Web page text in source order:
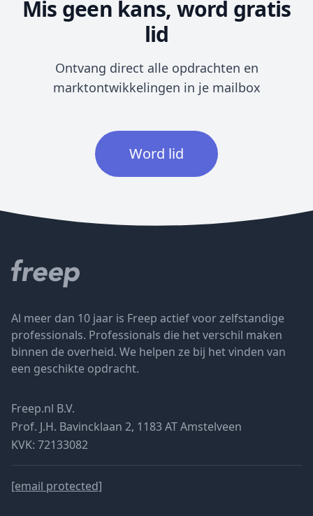
Mis geen kans, word gratis
lid
Ontvang direct alle opdrachten en
marktontwikkelingen in je mailbox
Word lid
Al meer dan 10 jaar is Freep actief voor zelfstandige
professionals. Professionals die het verschil maken
binnen de overheid. We helpen ze bij het vinden van
een geschikte opdracht.
Freep.nl B.V.
Prof. J.H. Bavincklaan 2, 1183 AT Amstelveen
KVK: 72133082
[email protected]